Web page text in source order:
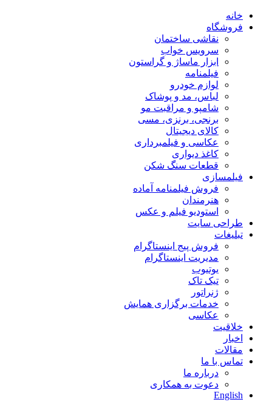
خانه
فروشگاه
نقاشی ساختمان
سرویس خواب
ابزار ماساژ و گراستون
فیلمنامه
لوازم خودرو
لباس، مد و پوشاک
شامپو و مراقبت مو
برنجی، برنزی، مسی
کالای دیجیتال
عکاسی و فیلمبرداری
کاغذ دیواری
قطعات سنگ شکن
فیلمسازی
فروش فیلمنامه آماده
هنرمندان
استودیو فیلم و عکس
طراحی سایت
تبلیغات
فروش پیج اینستاگرام
مدیریت اینستاگرام
یوتیوب
تیک تاک
ژنراتور
خدمات برگزاری همایش
عکاسی
خلاقیت
اخبار
مقالات
تماس با ما
درباره ما
دعوت به همکاری
English